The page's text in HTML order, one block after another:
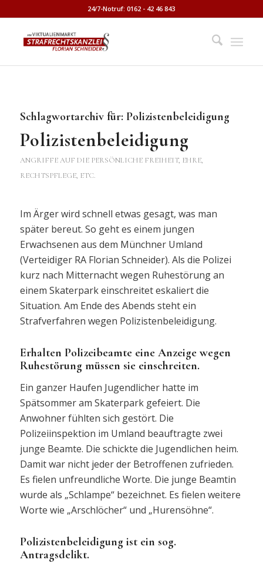
24/7-Notruf: 0162 - 42 46 843
Schlagwortarchiv für: Polizistenbeleidigung
Polizistenbeleidigung
ANGRIFFE AUF DIE PERSÖNLICHE FREIHEIT, EHRE,
RECHTSPFLEGE, ETC.
Im Ärger wird schnell etwas gesagt, was man
später bereut. So geht es einem jungen
Erwachsenen aus dem Münchner Umland
(Verteidiger RA Florian Schneider). Als die Polizei
kurz nach Mitternacht wegen Ruhestörung an
einem Skaterpark einschreitet eskaliert die
Situation. Am Ende des Abends steht ein
Strafverfahren wegen Polizistenbeleidigung.
Erhalten Polizeibeamte eine Anzeige wegen
Ruhestörung müssen sie einschreiten.
Ein ganzer Haufen Jugendlicher hatte im
Spätsommer am Skaterpark gefeiert. Die
Anwohner fühlten sich gestört. Die
Polizeiinspektion im Umland beauftragte zwei
junge Beamte. Die schickte die Jugendlichen heim.
Damit war nicht jeder der Betroffenen zufrieden.
Es fielen unfreundliche Worte. Die junge Beamtin
wurde als „Schlampe“ bezeichnet. Es fielen weitere
Worte wie „Arschlöcher“ und „Hurensöhne“.
Polizistenbeleidigung ist ein sog.
Antragsdelikt.